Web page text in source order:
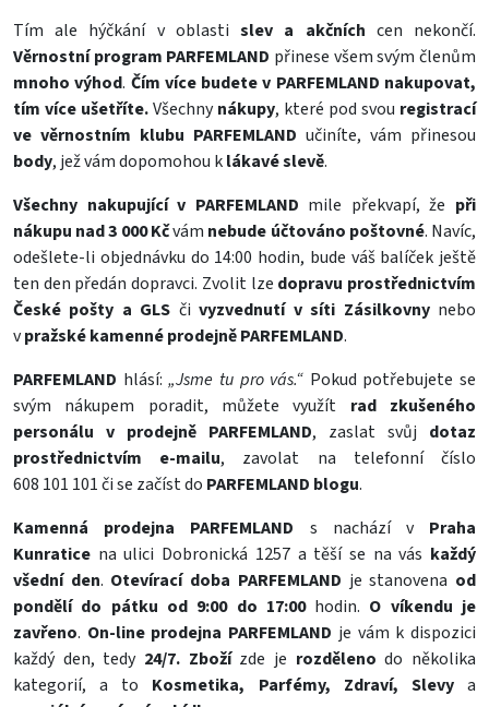
Tím ale hýčkání v oblastislev a akčních cen nekončí.
Věrnostní program PARFEMLAND přinese všem svým členům
mnoho výhod. Čím více budete v PARFEMLAND nakupovat,
tím více ušetříte.Všechnynákupy, které pod svou registrací
ve věrnostním klubu PARFEMLAND učiníte, vám přinesou
body, jež vám dopomohou klákavé slevě.
Všechny nakupující v PARFEMLAND mile překvapí, že při
nákupu nad 3 000 Kčvám nebude účtováno poštovné. Navíc,
odešlete-li objednávku do 14:00 hodin, bude váš balíček ještě
ten den předán dopravci. Zvolit lze dopravu prostřednictvím
České pošty a GLS čivyzvednutí v síti Zásilkovnynebo
vpražské kamenné prodejně PARFEMLAND.
PARFEMLAND hlásí:„Jsme tu pro vás.“ Pokud potřebujete se
svým nákupem poradit, můžete využít rad zkušeného
personálu v prodejně PARFEMLAND, zaslat svůj dotaz
prostřednictvím e-mailu, zavolat na telefonní číslo
608 101 101 či se začíst do PARFEMLAND blogu.
Kamenná prodejna PARFEMLAND s nachází v Praha
Kunratice na ulici Dobronická 1257 a těší se na vás každý
všední den. Otevírací doba PARFEMLAND je stanovena od
pondělí do pátku od 9:00 do 17:00 hodin. O víkendu je
zavřeno. On-line prodejna PARFEMLAND je vám k dispozici
každý den, tedy 24/7. Zbožízde je rozděleno do několika
kategorií, a to Kosmetika, Parfémy, Zdraví, Slevya